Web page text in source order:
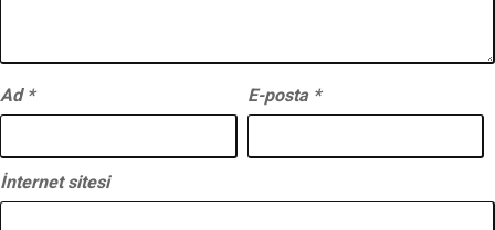
Ad * E-posta *
İnternet sitesi